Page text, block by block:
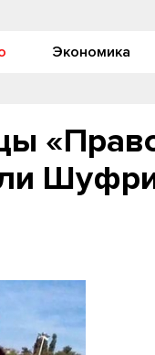
Экономика